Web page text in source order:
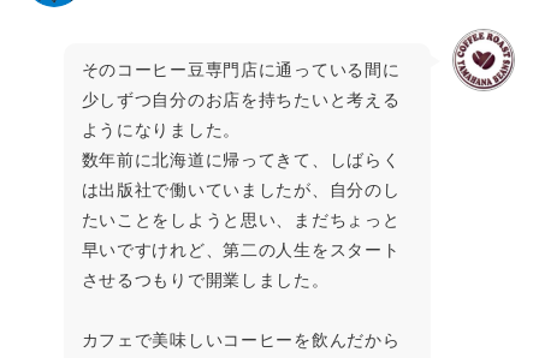
そのコーヒー豆専門店に通っている間に
少しずつ自分のお店を持ちたいと考える
ようになりました。
数年前に北海道に帰ってきて、しばらく
は出版社で働いていましたが、自分のし
たいことをしようと思い、まだちょっと
早いですけれど、第二の人生をスタート
させるつもりで開業しました。
カフェで美味しいコーヒーを飲んだから